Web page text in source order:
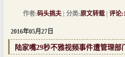
作者:码头挑夫 | 分类:原文转载 评论
2016年05月27日
陆家嘴29秒不雅视频事件遭管理部